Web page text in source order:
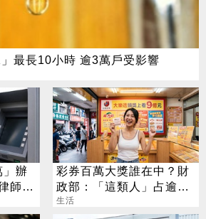
最長10小時 逾3萬戶受影響
」辦
師：
彩券百萬大獎誰在中？財
政部：「這類人」占逾6
成
生活